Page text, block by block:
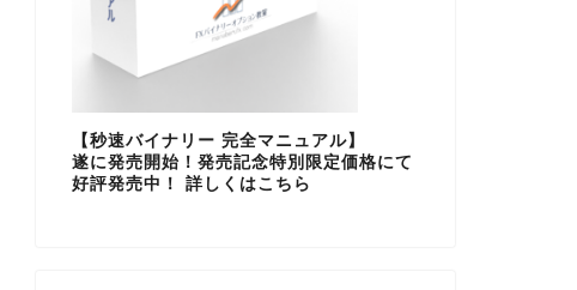
【秒速バイナリー 完全マニュアル】
遂に発売開始！発売記念特別限定価格にて
好評発売中！ 詳しくはこちら